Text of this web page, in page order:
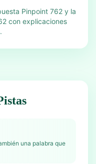
Pinpoint 762 y la
con explicaciones
una palabra que